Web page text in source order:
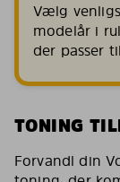
Vælg
modelår i
der passer
TONING
Forvandl din